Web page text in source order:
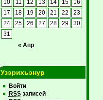
« Апр
10
11 12 13 14 15
16
17
18 19 20 21 22
23
24
25 26 27 28 29
30
31
Узэрихьэнур
Войти
RSSзаписей